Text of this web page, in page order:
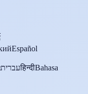
Español
עבריתहिन्दीBahasa